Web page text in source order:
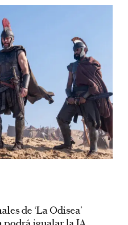
de ‘La Odisea’